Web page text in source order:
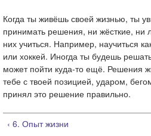
Когда ты живёшь своей жизнью, ты
принимать решения, ни жёсткие, ни
них учиться. Например, научиться
или хоккей. Иногда ты будешь
может пойти куда-то ещё. Решения
тебе с твоей позицией, ударом,
принял это решение правильно.
‹ 6. Опыт жизни